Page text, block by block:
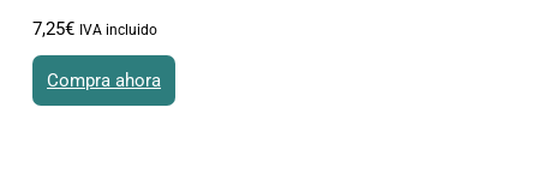
7,25€ IVA incluido
Compra ahora